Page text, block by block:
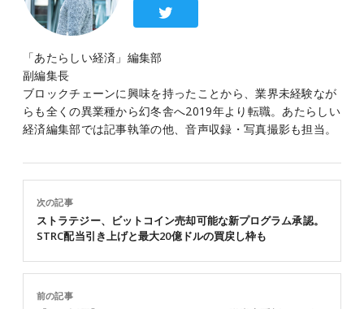
「あたらしい経済」編集部
副編集長
ブロックチェーンに興味を持ったことから、業界未経験なが
らも全くの異業種から幻冬舎へ2019年より転職。あたらしい
経済編集部では記事執筆の他、音声収録・写真撮影も担当。
前の記事
次の記事
ストラテジー、ビットコイン売却可能な新プログラム承認。
STRC配当引き上げと最大20億ドルの買戻し枠も